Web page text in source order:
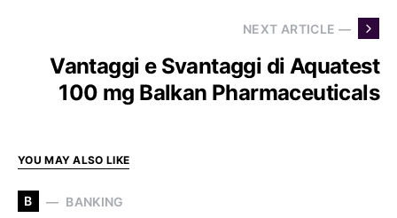
NEXT ARTICLE —
Vantaggi e Svantaggi di Aquatest
100 mg Balkan Pharmaceuticals
YOU MAY ALSO LIKE
B BANKING